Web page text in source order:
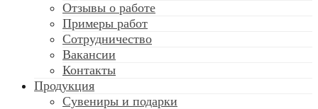
Отзывы о работе
Примеры работ
Сотрудничество
Вакансии
Контакты
Продукция
Сувениры и подарки